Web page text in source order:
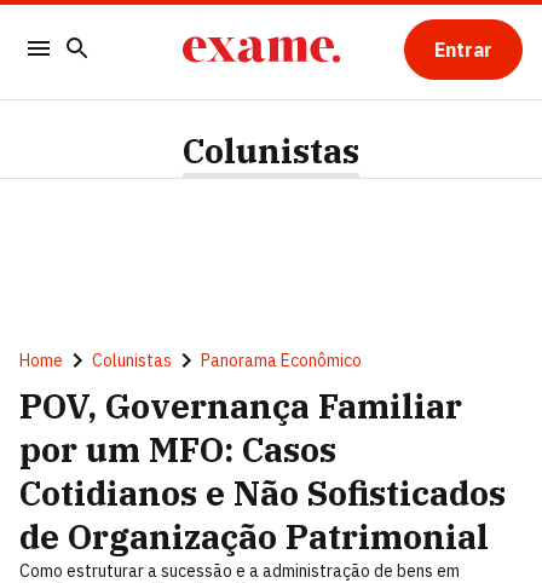
Entrar
Colunistas
Home Colunistas Panorama Econômico
POV, Governança Familiar
por um MFO: Casos
Cotidianos e Não Sofisticados
de Organização Patrimonial
Como estruturar a sucessão e a administração de bens em